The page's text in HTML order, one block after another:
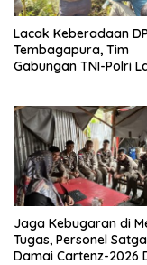
Lacak Keberadaan
Tembagapura, Tim
Gabungan TNI-Polri
Jaga Kebugaran di
Tugas, Personel
Damai Cartenz-2026